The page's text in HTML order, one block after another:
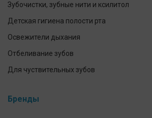
Зубочистки, зубные нити и ксилитол
Детская гигиена полости рта
Освежители дыхания
Отбеливание зубов
Для чуствительных зубов
Уход за зубными протезами
Бренды